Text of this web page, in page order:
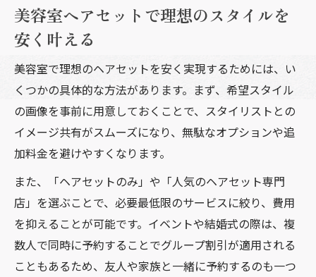
美容室ヘアセットで理想のスタイルを
安く叶える
美容室で理想のヘアセットを安く実現するためには、い
くつかの具体的な方法があります。まず、希望スタイル
の画像を事前に用意しておくことで、スタイリストとの
イメージ共有がスムーズになり、無駄なオプションや追
加料金を避けやすくなります。
また、「ヘアセットのみ」や「人気のヘアセット専門
店」を選ぶことで、必要最低限のサービスに絞り、費用
を抑えることが可能です。イベントや結婚式の際は、複
数人で同時に予約することでグループ割引が適用される
こともあるため、友人や家族と一緒に予約するのも一つ